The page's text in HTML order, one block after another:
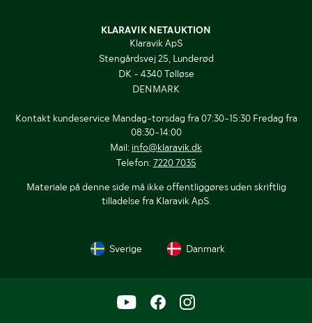
KLARAVIK NETAUKTION
Klaravik ApS
Stengårdsvej 25, Lunderød
DK - 4340 Tølløse
DENMARK
Kontakt kundeservice Mandag-torsdag fra 07:30-15:30 Fredag fra
08:30-14:00
Mail: info@klaravik.dk
Telefon: 7220 7035
Materiale på denne side må ikke offentliggøres uden skriftlig
tilladelse fra Klaravik ApS.
Sverige Danmark